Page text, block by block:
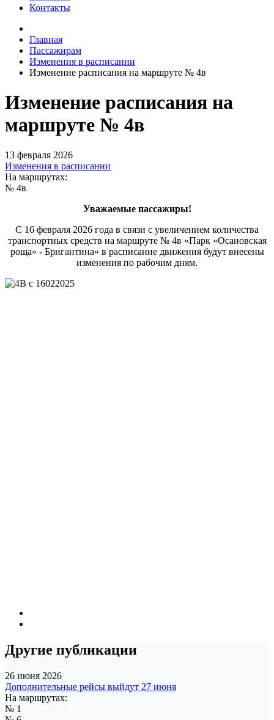
Контакты
Главная
Пассажирам
Изменения в расписании
Изменение расписания на маршруте № 4в
Изменение расписания на
маршруте № 4в
13 февраля 2026
Изменения в расписании
На маршрутах:
№ 4в
Уважаемые пассажиры!
С 16 февраля 2026 года в связи с увеличением количества
транспортных средств на маршруте № 4в «Парк «Осановская
роща» - Бригантина» в расписание движения будут внесены
изменения по рабочим дням.
Другие публикации
26 июня 2026
Дополнительные рейсы выйдут 27 июня
На маршрутах:
№ 1